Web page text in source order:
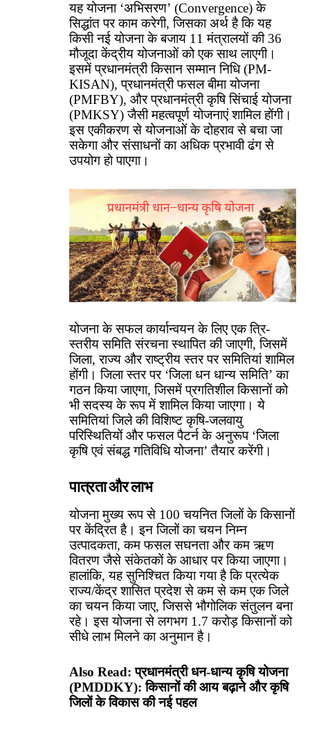
यह योजना ‘अभिसरण’ (Convergence) के
सिद्धांत पर काम करेगी, जिसका अर्थ है कि यह
किसी नई योजना के बजाय 11 मंत्रालयों की 36
मौजूदा केंद्रीय योजनाओं को एक साथ लाएगी।
इसमें प्रधानमंत्री किसान सम्मान निधि (PM-
KISAN), प्रधानमंत्री फसल बीमा योजना
(PMFBY), और प्रधानमंत्री कृषि सिंचाई योजना
(PMKSY) जैसी महत्वपूर्ण योजनाएं शामिल होंगी।
इस एकीकरण से योजनाओं के दोहराव से बचा जा
सकेगा और संसाधनों का अधिक प्रभावी ढंग से
उपयोग हो पाएगा।
योजना के सफल कार्यान्वयन के लिए एक त्रि-
स्तरीय समिति संरचना स्थापित की जाएगी, जिसमें
जिला, राज्य और राष्ट्रीय स्तर पर समितियां शामिल
होंगी। जिला स्तर पर ‘जिला धन धान्य समिति’ का
गठन किया जाएगा, जिसमें प्रगतिशील किसानों को
भी सदस्य के रूप में शामिल किया जाएगा। ये
समितियां जिले की विशिष्ट कृषि-जलवायु
परिस्थितियों और फसल पैटर्न के अनुरूप ‘जिला
कृषि एवं संबद्ध गतिविधि योजना’ तैयार करेंगी।
पात्रता और लाभ
योजना मुख्य रूप से 100 चयनित जिलों के किसानों
पर केंद्रित है। इन जिलों का चयन निम्न
उत्पादकता, कम फसल सघनता और कम ऋण
वितरण जैसे संकेतकों के आधार पर किया जाएगा।
हालांकि, यह सुनिश्चित किया गया है कि प्रत्येक
राज्य/केंद्र शासित प्रदेश से कम से कम एक जिले
का चयन किया जाए, जिससे भौगोलिक संतुलन बना
रहे। इस योजना से लगभग 1.7 करोड़ किसानों को
सीधे लाभ मिलने का अनुमान है।
Also Read:प्रधानमंत्री धन-धान्य कृषि योजना
(PMDDKY): किसानों की आय बढ़ाने और कृषि
जिलों के विकास की नई पहल